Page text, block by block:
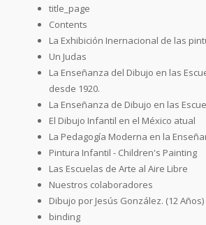
title_page
Contents
La Exhibición Inernacional de las
Un Judas
La Enseñanza del Dibujo en las
desde 1920.
La Enseñanza de Dibujo en las
El Dibujo Infantil en el México atual
La Pedagogía Moderna en la
Pintura Infantil - Children's Painting
Las Escuelas de Arte al Aire Libre
Nuestros colaboradores
Dibujo por Jesús González. (12 Años)
binding